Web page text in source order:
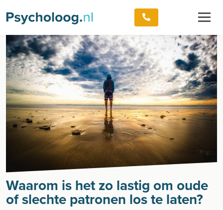
Waarom is het zo lastig om oude
of slechte patronen los te laten?